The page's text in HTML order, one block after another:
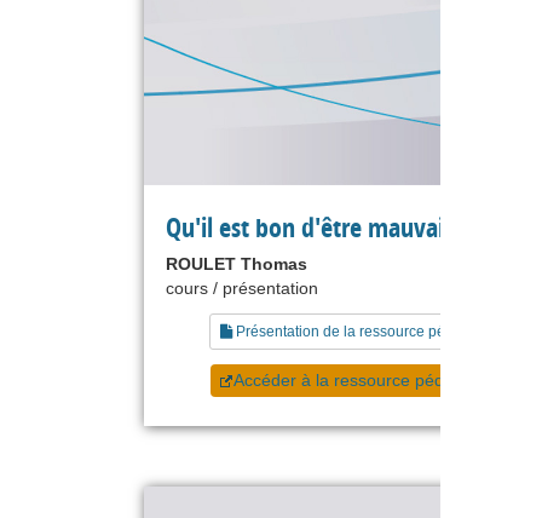
Qu'il est bon d'être mauvais !
ROULET Thomas
cours / présentation
Présentation de la ressource pédagogique
Accéder à la ressource pédagogique